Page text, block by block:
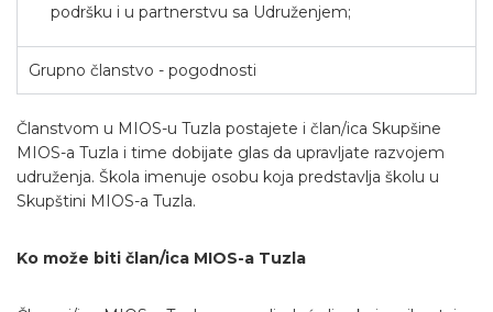
podršku i u partnerstvu sa Udruženjem;
Grupno članstvo - pogodnosti
Članstvom u MIOS-u Tuzla postajete i član/ica Skupšine
MIOS-a Tuzla i time dobijate glas da upravljate razvojem
udruženja. Škola imenuje osobu koja predstavlja školu u
Skupštini MIOS-a Tuzla.
Ko može biti član/ica MIOS-a Tuzla